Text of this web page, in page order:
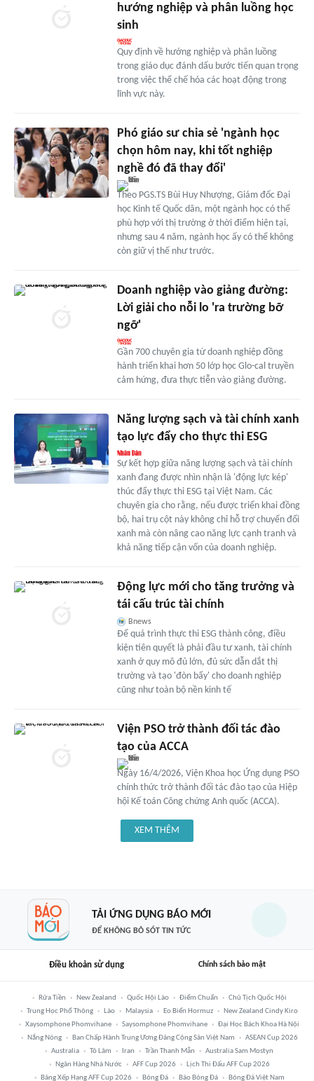
hướng nghiệp và phân luồng học
sinh
Quy định về hướng nghiệp và phân luồng
trong giáo dục đánh dấu bước tiến quan trọng
trong việc thể chế hóa các hoạt động trong
lĩnh vực này.
Phó giáo sư chia sẻ 'ngành học
chọn hôm nay, khi tốt nghiệp
nghề đó đã thay đổi'
Theo PGS.TS Bùi Huy Nhượng, Giám đốc Đại
học Kinh tế Quốc dân, một ngành học có thể
phù hợp với thị trường ở thời điểm hiện tại,
nhưng sau 4 năm, ngành học ấy có thể không
còn giữ vị thế như trước.
Doanh nghiệp vào giảng đường:
Lời giải cho nỗi lo 'ra trường bỡ
ngỡ'
Gần 700 chuyên gia từ doanh nghiệp đồng
hành triển khai hơn 50 lớp học Glo-cal truyền
cảm hứng, đưa thực tiễn vào giảng đường.
Năng lượng sạch và tài chính xanh
tạo lực đẩy cho thực thi ESG
Sự kết hợp giữa năng lượng sạch và tài chính
xanh đang được nhìn nhận là 'động lực kép'
thúc đẩy thực thi ESG tại Việt Nam. Các
chuyên gia cho rằng, nếu được triển khai đồng
bộ, hai trụ cột này không chỉ hỗ trợ chuyển đổi
xanh mà còn nâng cao năng lực cạnh tranh và
khả năng tiếp cận vốn của doanh nghiệp.
Động lực mới cho tăng trưởng và
tái cấu trúc tài chính
Bnews
Để quá trình thực thi ESG thành công, điều
kiện tiên quyết là phải đầu tư xanh, tài chính
xanh ở quy mô đủ lớn, đủ sức dẫn dắt thị
trường và tạo 'đòn bẩy' cho doanh nghiệp
cũng như toàn bộ nền kinh tế
Viện PSO trở thành đối tác đào
tạo của ACCA
Ngày 16/4/2026, Viện Khoa học Ứng dụng PSO
chính thức trở thành đối tác đào tạo của Hiệp
hội Kế toán Công chứng Anh quốc (ACCA).
XEM THÊM
TẢI ỨNG DỤNG BÁO MỚI
ĐỂ KHÔNG BỎ SÓT TIN TỨC
Điều khoản sử dụng Chính sách bảo mật
Rửa Tiền New Zealand Quốc Hội Lào Điểm Chuẩn
Chủ Tịch Quốc Hội
Trung Học Phổ Thông
Lào Malaysia Eo Biển Hormuz
New Zealand Cindy Kiro
Xaysomphone Phomvihane
Saysomphone Phomvihane
Đại Học Bách Khoa Hà Nội
Nắng Nóng
Ban Chấp Hành Trung Ương Đảng Cộng Sản Việt Nam
ASEAN Cup 2026
Australia
Tô Lâm Iran Trần Thanh Mẫn
Australia Sam Mostyn
Ngân Hàng Nhà Nước
AFF Cup 2026
Lịch Thi Đấu AFF Cup 2026
Bảng Xếp Hạng AFF Cup 2026
Bóng Đá Báo Bóng Đá Bóng Đá Việt Nam